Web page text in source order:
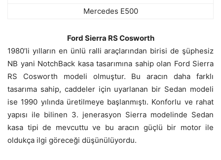
Mercedes E500
Ford Sierra RS Cosworth
1980’li yılların en ünlü ralli araçlarından birisi de şüphesiz
NB yani NotchBack kasa tasarımına sahip olan Ford Sierra
RS Cosworth modeli olmuştur. Bu aracın daha farklı
tasarıma sahip, caddeler için uyarlanan bir Sedan modeli
ise 1990 yılında üretilmeye başlanmıştı. Konforlu ve rahat
yapısı ile bilinen 3. jenerasyon Sierra modelinde Sedan
kasa tipi de mevcuttu ve bu aracın güçlü bir motor ile
oldukça ilgi göreceği düşünülüyordu.